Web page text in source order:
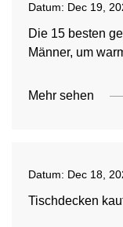
Datum: Dec 19,
Die 15 besten
Männer, um
Mehr sehen
Datum: Dec 18,
Tischdecken